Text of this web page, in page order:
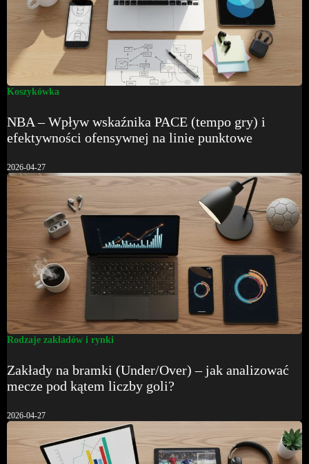
Koszykówka
NBA – Wpływ wskaźnika PACE (tempo gry) i
efektywności ofensywnej na linie punktowe
2026-04-27
Rodzaje zakładów i rynki
Zakłady na bramki (Under/Over) – jak analizować
mecze pod kątem liczby goli?
2026-04-27